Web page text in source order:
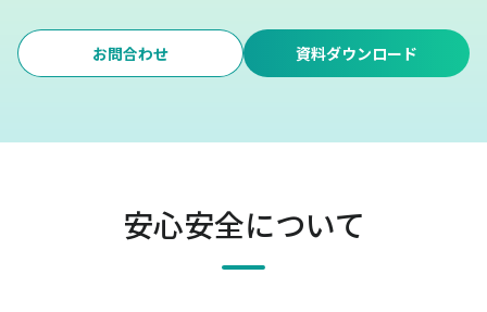
お問合わせ 資料ダウンロード
安心安全について